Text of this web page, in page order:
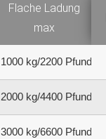
Flache Ladung
max
1000 kg/2200 Pfund
2000 kg/4400 Pfund
3000 kg/6600 Pfund